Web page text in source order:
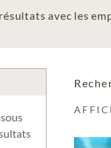
avec les